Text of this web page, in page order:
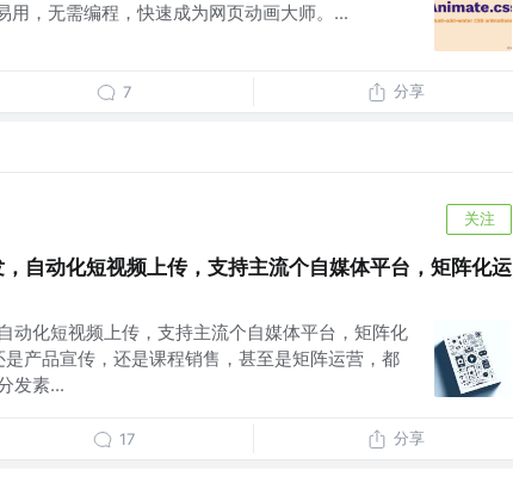
用，无需编程，快速成为网页动画大师。...
7 分享
关注
自动化短视频上传，支持主流个自媒体平台，矩阵化运
动化短视频上传，支持主流个自媒体平台，矩阵化
产品宣传，还是课程销售，甚至是矩阵运营，都
发素...
17 分享